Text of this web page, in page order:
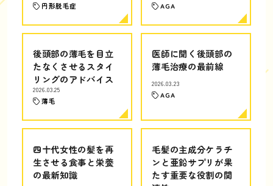
円形脱毛症 AGA
後頭部の薄毛を目立
たなくさせるスタイ
リングのアドバイス
2026.03.25
薄毛
医師に聞く後頭部の
薄毛治療の最前線
2026.03.23
AGA
四十代女性の髪を再
生させる食事と栄養
の最新知識
毛髪の主成分ケラチ
ンと亜鉛サプリが果
たす重要な役割の関